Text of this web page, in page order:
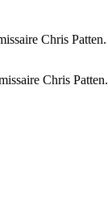
Chris Patten.
Chris Patten.